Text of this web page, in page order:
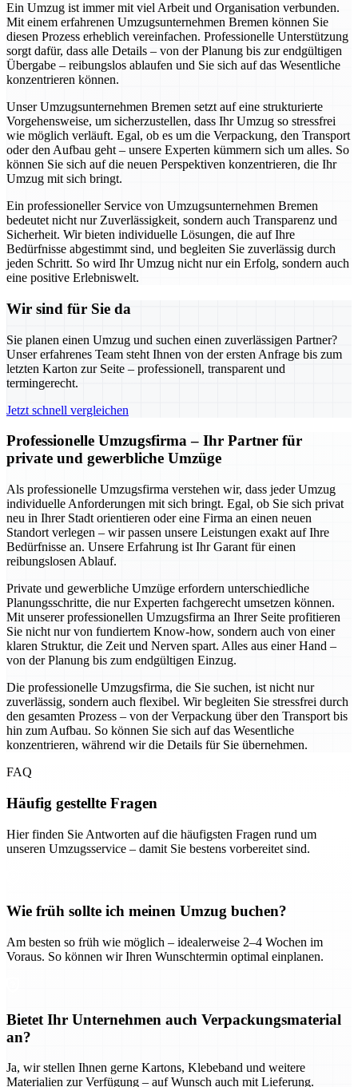
Ein Umzug ist immer mit viel Arbeit und Organisation verbunden.
Mit einem erfahrenen Umzugsunternehmen Bremen können Sie
diesen Prozess erheblich vereinfachen. Professionelle Unterstützung
sorgt dafür, dass alle Details – von der Planung bis zur endgültigen
Übergabe – reibungslos ablaufen und Sie sich auf das Wesentliche
konzentrieren können.
Unser Umzugsunternehmen Bremen setzt auf eine strukturierte
Vorgehensweise, um sicherzustellen, dass Ihr Umzug so stressfrei
wie möglich verläuft. Egal, ob es um die Verpackung, den Transport
oder den Aufbau geht – unsere Experten kümmern sich um alles. So
können Sie sich auf die neuen Perspektiven konzentrieren, die Ihr
Umzug mit sich bringt.
Ein professioneller Service von Umzugsunternehmen Bremen
bedeutet nicht nur Zuverlässigkeit, sondern auch Transparenz und
Sicherheit. Wir bieten individuelle Lösungen, die auf Ihre
Bedürfnisse abgestimmt sind, und begleiten Sie zuverlässig durch
jeden Schritt. So wird Ihr Umzug nicht nur ein Erfolg, sondern auch
eine positive Erlebniswelt.
Wir sind für Sie da
Sie planen einen Umzug und suchen einen zuverlässigen Partner?
Unser erfahrenes Team steht Ihnen von der ersten Anfrage bis zum
letzten Karton zur Seite – professionell, transparent und
termingerecht.
Jetzt schnell vergleichen
Professionelle Umzugsfirma – Ihr Partner für
private und gewerbliche Umzüge
Als professionelle Umzugsfirma verstehen wir, dass jeder Umzug
individuelle Anforderungen mit sich bringt. Egal, ob Sie sich privat
neu in Ihrer Stadt orientieren oder eine Firma an einen neuen
Standort verlegen – wir passen unsere Leistungen exakt auf Ihre
Bedürfnisse an. Unsere Erfahrung ist Ihr Garant für einen
reibungslosen Ablauf.
Private und gewerbliche Umzüge erfordern unterschiedliche
Planungsschritte, die nur Experten fachgerecht umsetzen können.
Mit unserer professionellen Umzugsfirma an Ihrer Seite profitieren
Sie nicht nur von fundiertem Know-how, sondern auch von einer
klaren Struktur, die Zeit und Nerven spart. Alles aus einer Hand –
von der Planung bis zum endgültigen Einzug.
Die professionelle Umzugsfirma, die Sie suchen, ist nicht nur
zuverlässig, sondern auch flexibel. Wir begleiten Sie stressfrei durch
den gesamten Prozess – von der Verpackung über den Transport bis
hin zum Aufbau. So können Sie sich auf das Wesentliche
konzentrieren, während wir die Details für Sie übernehmen.
FAQ
Häufig gestellte Fragen
Hier finden Sie Antworten auf die häufigsten Fragen rund um
unseren Umzugsservice – damit Sie bestens vorbereitet sind.
Wie früh sollte ich meinen Umzug buchen?
Am besten so früh wie möglich – idealerweise 2–4 Wochen im
Voraus. So können wir Ihren Wunschtermin optimal einplanen.
Bietet Ihr Unternehmen auch Verpackungsmaterial
an?
Ja, wir stellen Ihnen gerne Kartons, Klebeband und weitere
Materialien zur Verfügung – auf Wunsch auch mit Lieferung.